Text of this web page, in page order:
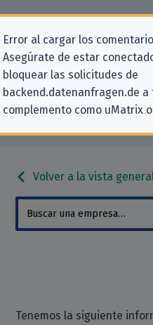
Error al cargar los
Asegúrate de estar
bloquear las solicitudes de
backend.datenanfragen.de a
complemento como uMatrix
Información
solicitudes
para «Digital
Volver a la vista
Tenemos la siguiente